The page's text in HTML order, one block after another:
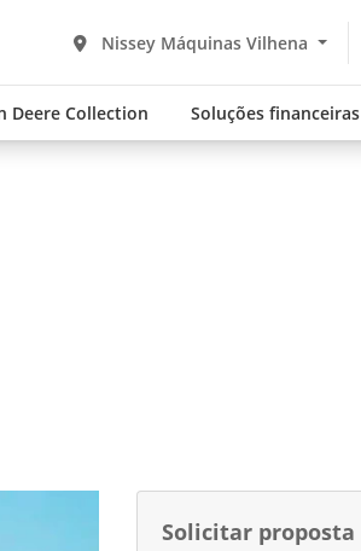
Nissey Máquinas Vilhena
Deere Collection Soluções financeiras
Solicitar proposta